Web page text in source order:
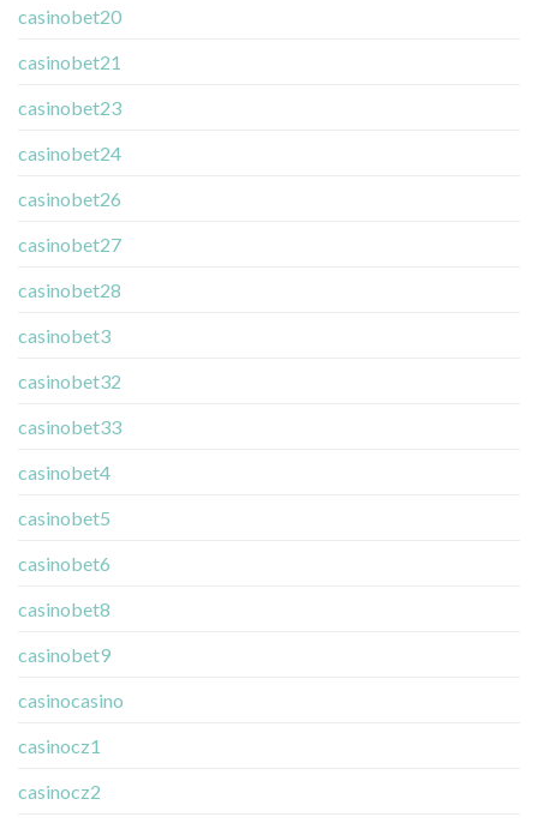
casinobet20
casinobet21
casinobet23
casinobet24
casinobet26
casinobet27
casinobet28
casinobet3
casinobet32
casinobet33
casinobet4
casinobet5
casinobet6
casinobet8
casinobet9
casinocasino
casinocz1
casinocz2